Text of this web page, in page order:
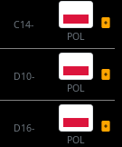
C14-
POL
D10-
POL
D16-
POL